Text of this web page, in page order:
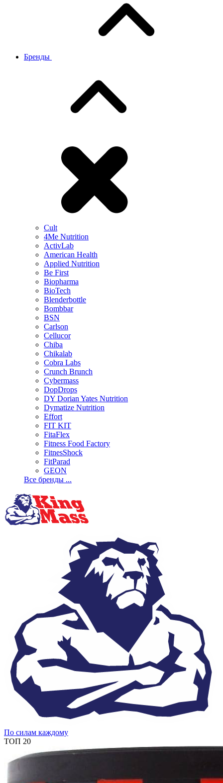
Бренды
Cult
4Me Nutrition
ActivLab
American Health
Applied Nutrition
Be First
Biopharma
BioTech
Blenderbottle
Bombbar
BSN
Carlson
Cellucor
Chiba
Chikalab
Cobra Labs
Crunch Brunch
Cybermass
DopDrops
DY Dorian Yates Nutrition
Dymatize Nutrition
Effort
FIT KIT
FitaFlex
Fitness Food Factory
FitnesShock
FitParad
GEON
Все бренды ...
По силам каждому
ТОП 20